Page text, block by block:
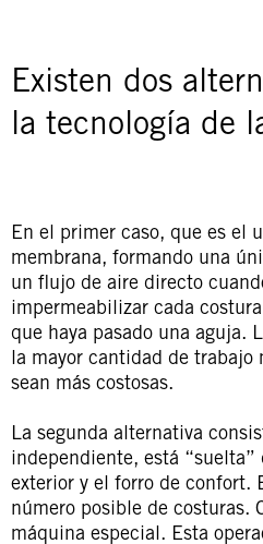
Existen dos
la tecnología de
En el primer caso, que es el
membrana, formando una
un flujo de aire directo
impermeabilizar cada
que haya pasado una aguja.
la mayor cantidad de trabajo
sean más costosas.
La segunda alternativa
independiente, está
exterior y el forro de confort.
número posible de costuras.
máquina especial. Esta